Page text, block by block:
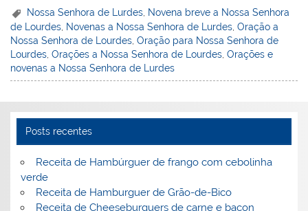
er
e
st
k
e
dI
n
c
e
b
o
k
itt
er
ai
l
h
o
o
M
l
t
ar
e
Nossa Senhora de Lurdes Novena breve a Nossa Senhora
de Lourdes Novenas a Nossa Senhora de Lurdes ,Oração a
Nossa Senhora de Lourdes ,Oração para Nossa Senhora de
Lourdes ,Orações a Nossa Senhora de Lourdes ,Orações e
novenas a Nossa Senhora de Lurdes
Posts recentes
Receita de Hambúrguer de frango com cebolinha
verde
Receita de Hamburguer de Grão-de-Bico
Receita de Cheeseburguers de carne e bacon